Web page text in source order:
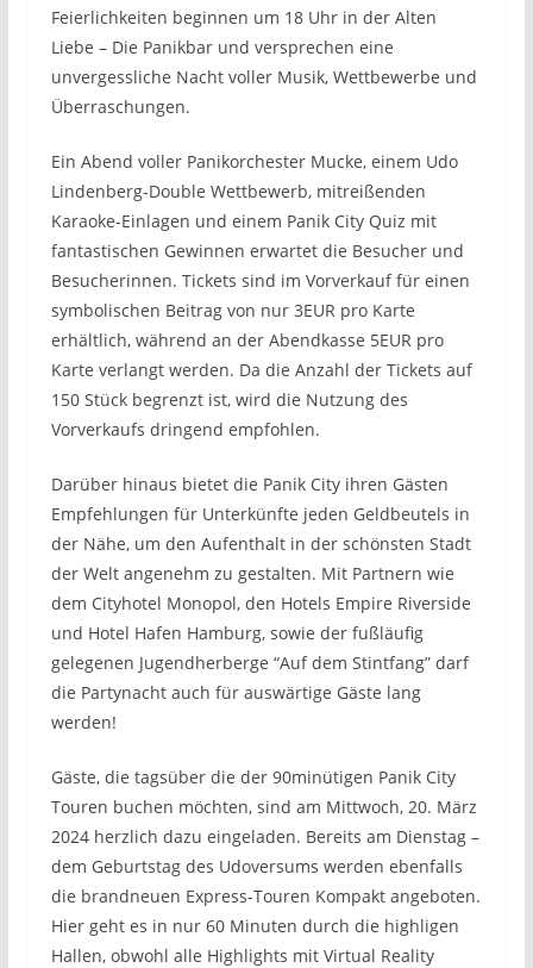
Feierlichkeiten beginnen um 18 Uhr in der Alten
Liebe – Die Panikbar und versprechen eine
unvergessliche Nacht voller Musik, Wettbewerbe und
Überraschungen.
Ein Abend voller Panikorchester Mucke, einem Udo
Lindenberg-Double Wettbewerb, mitreißenden
Karaoke-Einlagen und einem Panik City Quiz mit
fantastischen Gewinnen erwartet die Besucher und
Besucherinnen. Tickets sind im Vorverkauf für einen
symbolischen Beitrag von nur 3EUR pro Karte
erhältlich, während an der Abendkasse 5EUR pro
Karte verlangt werden. Da die Anzahl der Tickets auf
150 Stück begrenzt ist, wird die Nutzung des
Vorverkaufs dringend empfohlen.
Darüber hinaus bietet die Panik City ihren Gästen
Empfehlungen für Unterkünfte jeden Geldbeutels in
der Nähe, um den Aufenthalt in der schönsten Stadt
der Welt angenehm zu gestalten. Mit Partnern wie
dem Cityhotel Monopol, den Hotels Empire Riverside
und Hotel Hafen Hamburg, sowie der fußläufig
gelegenen Jugendherberge “Auf dem Stintfang” darf
die Partynacht auch für auswärtige Gäste lang
werden!
Gäste, die tagsüber die der 90minütigen Panik City
Touren buchen möchten, sind am Mittwoch, 20. März
2024 herzlich dazu eingeladen. Bereits am Dienstag –
dem Geburtstag des Udoversums werden ebenfalls
die brandneuen Express-Touren Kompakt angeboten.
Hier geht es in nur 60 Minuten durch die highligen
Hallen, obwohl alle Highlights mit Virtual Reality